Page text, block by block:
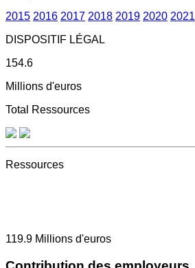
2015 2016 2017 2018 2019 2020 2021
DISPOSITIF LÉGAL
154.6
Millions d'euros
Total Ressources
Ressources
119.9 Millions d'euros